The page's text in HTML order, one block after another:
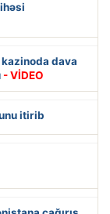
dava
- VİDEO
itirib